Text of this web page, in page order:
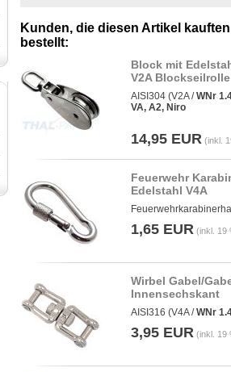
Kunden, die diesen Artikel
bestellt:
Block mit
V2A Blockseilrolle
AISI304 (V2A /WNr
VA, A2, Niro
14,95 EUR (inkl.
Feuerwehr
Edelstahl V4A
1,65 EUR (inkl. 19
Wirbel Gabel/
Innensechskant
AISI316 (V4A /WNr
3,95 EUR (inkl. 19